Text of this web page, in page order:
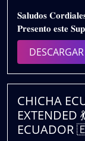
𝐒𝐚𝐥𝐮𝐝𝐨𝐬
𝐏𝐫𝐞𝐬𝐞𝐧𝐭𝐨 𝐞𝐬𝐭𝐞
CHICHA
EXTENDED